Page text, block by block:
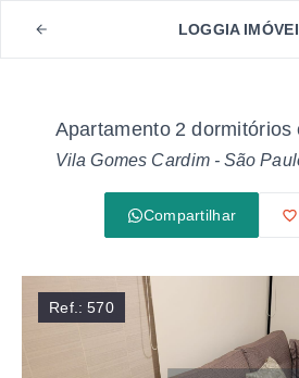
LOGGIA
Apartamento 2 dormitórios
Vila Gomes Cardim - São
Compartilhar
Ref.:570